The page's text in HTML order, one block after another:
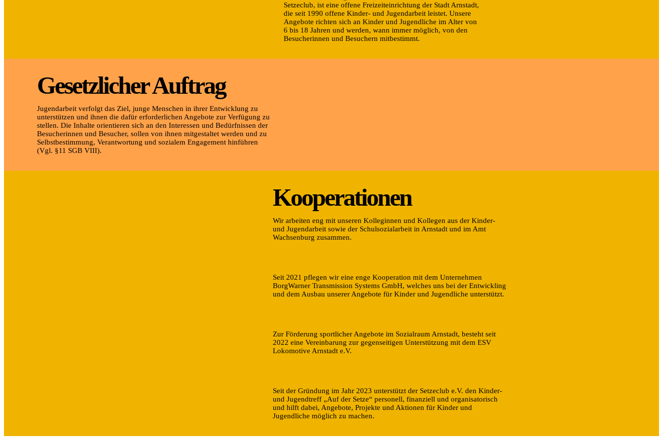
Setzeclub, ist eine offene Freizeiteinrichtung der Stadt Arnstadt,
die seit 1990 offene Kinder- und Jugendarbeit leistet. Unsere
Angebote richten sich an Kinder und Jugendliche im Alter von
6 bis 18 Jahren und werden, wann immer möglich, von den
Besucherinnen und Besuchern mitbestimmt.
Gesetzlicher Auftrag
Jugendarbeit verfolgt das Ziel, junge Menschen in ihrer Entwicklung zu
unterstützen und ihnen die dafür erforderlichen Angebote zur Verfügung zu
stellen. Die Inhalte orientieren sich an den Interessen und Bedürfnissen der
Besucherinnen und Besucher, sollen von ihnen mitgestaltet werden und zu
Selbstbestimmung, Verantwortung und sozialem Engagement hinführen
(Vgl. §11 SGB VIII).
Kooperationen
Wir arbeiten eng mit unseren Kolleginnen und Kollegen aus der Kinder-
und Jugendarbeit sowie der Schulsozialarbeit in Arnstadt und im Amt
Wachsenburg zusammen.
Seit 2021 pflegen wir eine enge Kooperation mit dem Unternehmen
BorgWarner Transmission Systems GmbH, welches uns bei der Entwickling
und dem Ausbau unserer Angebote für Kinder und Jugendliche unterstützt.
Zur Förderung sportlicher Angebote im Sozialraum Arnstadt, besteht seit
2022 eine Vereinbarung zur gegenseitigen Unterstützung mit dem ESV
Lokomotive Arnstadt e.V.
Seit der Gründung im Jahr 2023 unterstützt der Setzeclub e.V. den Kinder-
und Jugendtreff „Auf der Setze“ personell, finanziell und organisatorisch
und hilft dabei, Angebote, Projekte und Aktionen für Kinder und
Jugendliche möglich zu machen.